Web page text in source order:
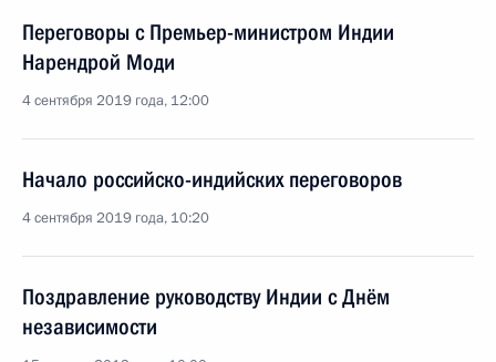
Переговоры с Премьер-министром Индии
Нарендрой Моди
4 сентября 2019 года, 12:00
Начало российско-индийских переговоров
4 сентября 2019 года, 10:20
Поздравление руководству Индии с Днём
независимости